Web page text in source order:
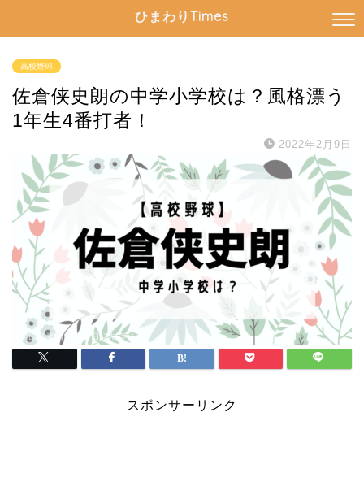
ひまわりTimes
高校野球
佐倉侠史朗の中学小学校は？風格漂う
1年生4番打者！
2022年2月9日
スポンサーリンク